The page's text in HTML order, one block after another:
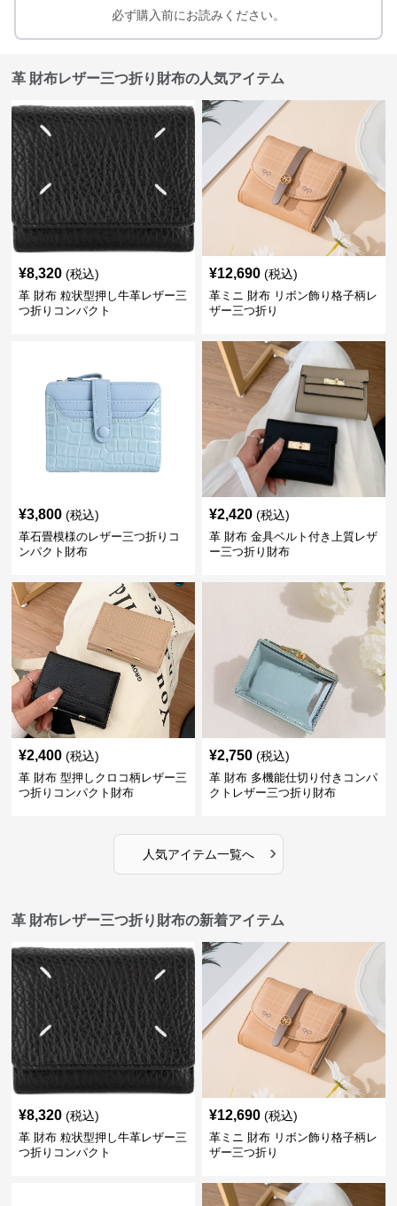
必ず購入前にお読みください。
革 財布レザー三つ折り財布の人気アイテム
¥8,320 (税込)
革 財布 粒状型押し牛革レザー三
つ折りコンパクト
¥12,690 (税込)
革ミニ 財布 リボン飾り格子柄レ
ザー三つ折り
¥3,800 (税込)
革石畳模様のレザー三つ折りコ
ンパクト財布
¥2,420 (税込)
革 財布 金具ベルト付き上質レザ
ー三つ折り財布
¥2,400 (税込)
革 財布 型押しクロコ柄レザー三
つ折りコンパクト財布
¥2,750 (税込)
革 財布 多機能仕切り付きコンパ
クトレザー三つ折り財布
人気アイテム一覧へ ›
革 財布レザー三つ折り財布の新着アイテム
¥8,320 (税込)
革 財布 粒状型押し牛革レザー三
つ折りコンパクト
¥12,690 (税込)
革ミニ 財布 リボン飾り格子柄レ
ザー三つ折り